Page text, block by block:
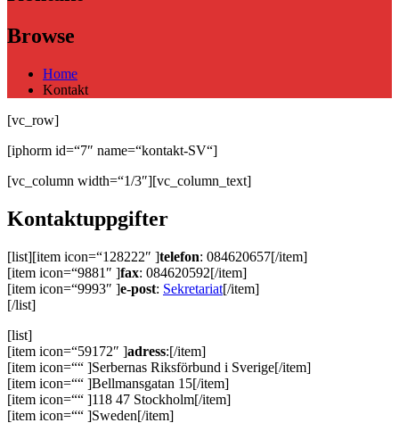
Browse
Home
Kontakt
[vc_row]
[iphorm id=“7″ name=“kontakt-SV“]
[vc_column width=“1/3″][vc_column_text]
Kontaktuppgifter
[list][item icon=“128222″ ]telefon: 084620657[/item]
[item icon=“9881″ ]fax: 084620592[/item]
[item icon=“9993″ ]e-post: Sekretariat[/item]
[/list]
[list]
[item icon=“59172″ ]adress:[/item]
[item icon=““ ]Serbernas Riksförbund i Sverige[/item]
[item icon=““ ]Bellmansgatan 15[/item]
[item icon=““ ]118 47 Stockholm[/item]
[item icon=““ ]Sweden[/item]